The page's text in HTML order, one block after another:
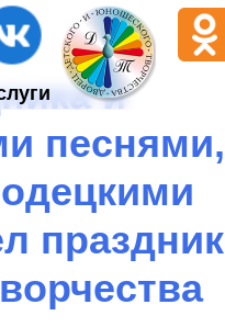
и
песнями,
праздник